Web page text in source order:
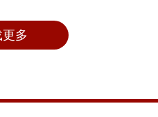
多